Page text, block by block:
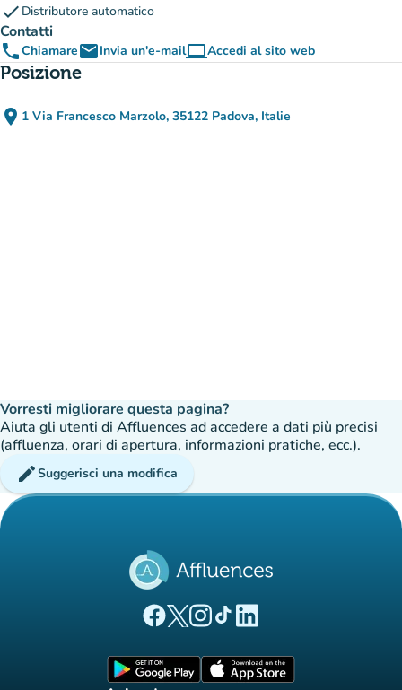
check Distributore automatico
Contatti
phoneChiamareemailInvia un'e-mailcomputerAccedi al sito web
(nuova scheda)
Posizione
place 1 Via Francesco Marzolo, 35122 Padova, Italie
(apri in Google Maps)
(nuova scheda)
Vorresti migliorare questa pagina?
Aiuta gli utenti di Affluences ad accedere a dati più precisi
(affluenza, orari di apertura, informazioni pratiche, ecc.).
editSuggerisci una modifica
(nuova scheda)
(nuova scheda)
(nuova scheda)
(nuova scheda)
(nuova scheda)